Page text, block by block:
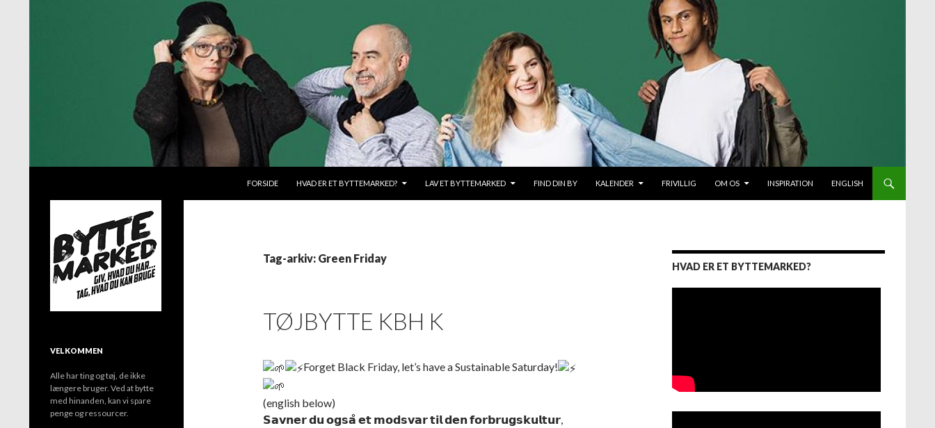
FORSIDE
HVAD ER ET BYTTEMARKED? LAV ET BYTTEMARKED FIND DIN BY KALENDER FRIVILLIG OM OS INSPIRATION ENGLISH
Tag-arkiv: Green Friday
TØJBYTTE KBH K
Forget Black Friday, let’s have a Sustainable Saturday!
(english below)
𝗦𝗮𝘃𝗻𝗲𝗿 𝗱𝘂 𝗼𝗴𝘀𝗮̊ 𝗲𝘁 𝗺𝗼𝗱𝘀𝘃𝗮𝗿 𝘁𝗶𝗹 𝗱𝗲𝗻 𝗳𝗼𝗿𝗯𝗿𝘂𝗴𝘀𝗸𝘂𝗹𝘁𝘂𝗿,
HVAD ER ET BYTTEMARKED?
VELKOMMEN
Alle har ting og tøj, de ikke
længere bruger. Ved at bytte
med hinanden, kan vi spare
penge og ressourcer.